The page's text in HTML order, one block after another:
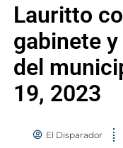
Lauritto
gabinete
del
19, 2023
El Disparador